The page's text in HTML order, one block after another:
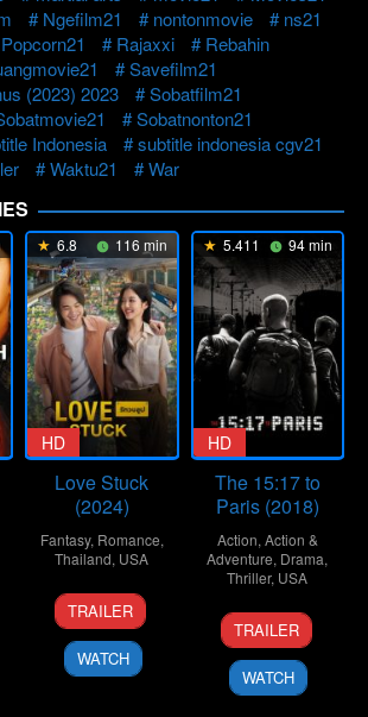
Ngefilm21 nontonmovie
ns21
Popcorn21 Rajaxxi
Rebahin
Savefilm21
(2023) 2023
Sobatfilm21
Sobatnonton21
Indonesia
subtitle indonesia cgv21
Waktu21 War
6.8 116 min
HD
Love Stuck
(2024)
Fantasy, Romance,
Thailand, USA
16
Oct
2024
Chongdol
Sukulworaphat
TRAILER
WATCH
5.411 94 min
HD
The 15:17 to
Paris (2018)
Action, Action &
Adventure, Drama,
Thriller, USA
7
Feb
2018
Clint
Eastwood
TRAILER
WATCH